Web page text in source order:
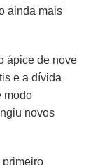
ainda mais
ápice de nove
e a dívida
modo
novos
primeiro